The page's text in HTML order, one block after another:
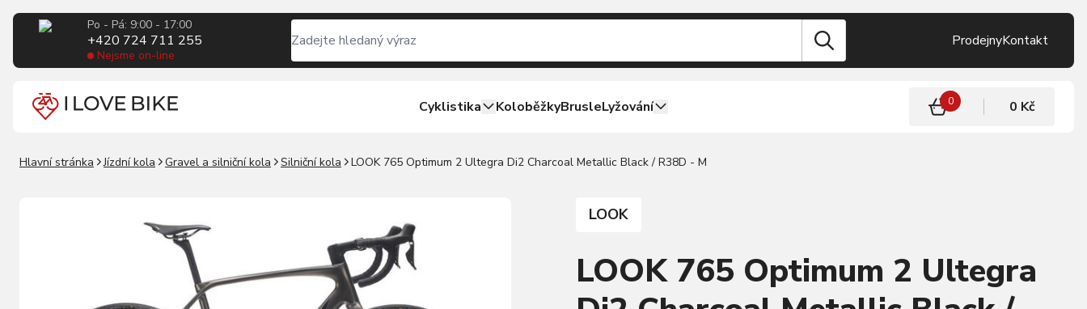
Po - Pá: 9:00 - 17:00
+420 724 711 255
Nejsme on-line
ProdejnyKontakt
Cyklistika KoloběžkyBrusleLyžování 0 0 Kč
Hlavní stránka Jízdní kola Gravel a silniční kola Silniční kola LOOK 765 Optimum 2 Ultegra Di2 Charcoal Metallic Black / R38D - M
LOOK
LOOK 765 Optimum 2 Ultegra